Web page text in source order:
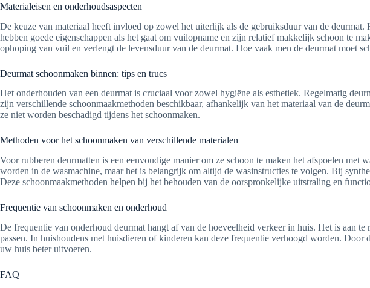
Materialeisen en onderhoudsaspecten
De keuze van materiaal heeft invloed op zowel het uiterlijk als de gebruiksduur van de
hebben goede eigenschappen als het gaat om vuilopname en zijn relatief makkelijk schoon te
ophoping van vuil en verlengt de levensduur van de deurmat. Hoe vaak men de deurmat moet
Deurmat schoonmaken binnen: tips en trucs
Het onderhouden van een deurmat is cruciaal voor zowel hygiëne als esthetiek. Regelmatig
zijn verschillende schoonmaakmethoden beschikbaar, afhankelijk van het materiaal van de
ze niet worden beschadigd tijdens het schoonmaken.
Methoden voor het schoonmaken van verschillende materialen
Voor rubberen deurmatten is een eenvoudige manier om ze schoon te maken het afspoelen
worden in de wasmachine, maar het is belangrijk om altijd de wasinstructies te volgen. Bij
Deze schoonmaakmethoden helpen bij het behouden van de oorspronkelijke uitstraling en
Frequentie van schoonmaken en onderhoud
De frequentie van onderhoud deurmat hangt af van de hoeveelheid verkeer in huis. Het is aan
passen. In huishoudens met huisdieren of kinderen kan deze frequentie verhoogd worden.
uw huis beter uitvoeren.
FAQ